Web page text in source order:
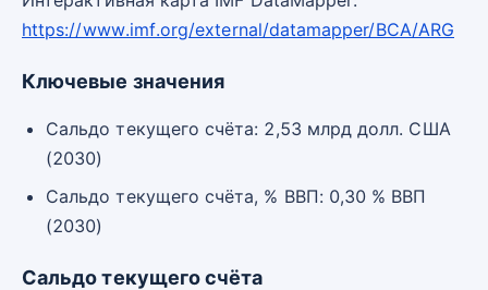
https://www.imf.org/external/datamapper/BCA/ARG
Ключевые значения
Сальдо текущего счёта: 2,53 млрд долл. США
(2030)
Сальдо текущего счёта, % ВВП: 0,30 % ВВП
(2030)
Сальдо текущего счёта